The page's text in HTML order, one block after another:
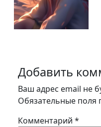
Добавить
Ваш адрес email не
Обязательные поля
Комментарий *